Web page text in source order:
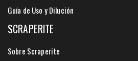
Guía de Uso y Dilución
SCRAPERITE
Sobre Scraperite